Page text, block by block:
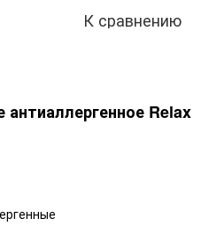
К сравнению
Relax